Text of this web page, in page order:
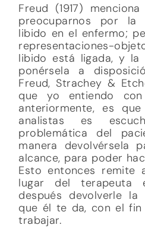
Freud (1917)
preocuparnos por
libido en el enfermo;
representaciones-
libido está ligada, y
ponérsela a
Freud, Strachey &
que yo entiendo
anteriormente, es
analistas es
problemática del
manera devolvérsela
alcance, para poder
Esto entonces remite
lugar del terapeuta
después devolverle la
que él te da, con el
trabajar.